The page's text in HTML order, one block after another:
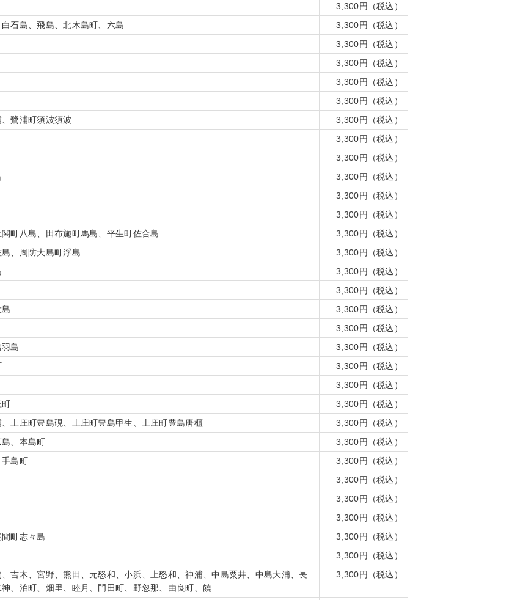
3,300円（税込）
石島、飛島、北木島町、六島
3,300円（税込）
3,300円（税込）
3,300円（税込）
3,300円（税込）
3,300円（税込）
鷺浦町須波須波
3,300円（税込）
3,300円（税込）
3,300円（税込）
3,300円（税込）
3,300円（税込）
3,300円（税込）
関町八島、田布施町馬島、平生町佐合島
3,300円（税込）
、周防大島町浮島
3,300円（税込）
3,300円（税込）
3,300円（税込）
3,300円（税込）
3,300円（税込）
島
3,300円（税込）
3,300円（税込）
3,300円（税込）
町
3,300円（税込）
土庄町豊島硯、土庄町豊島甲生、土庄町豊島唐櫃
3,300円（税込）
、本島町
3,300円（税込）
手島町
3,300円（税込）
3,300円（税込）
3,300円（税込）
3,300円（税込）
町志々島
3,300円（税込）
3,300円（税込）
吉木、宮野、熊田、元怒和、小浜、上怒和、神浦、中島粟井、中島大浦、長
、泊町、畑里、睦月、門田町、野忽那、由良町、饒
3,300円（税込）